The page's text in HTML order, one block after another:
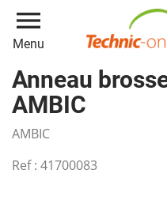
menu
Menu
Anneau
AMBIC
AMBIC
Ref : 41700083